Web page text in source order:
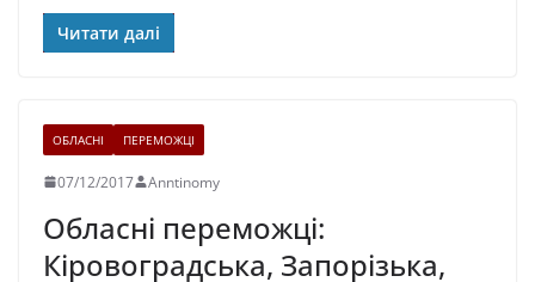
Читати далі
ОБЛАСНІ ПЕРЕМОЖЦІ
07/12/2017 Anntinomy
Обласні переможці:
Кіровоградська, Запорізька,